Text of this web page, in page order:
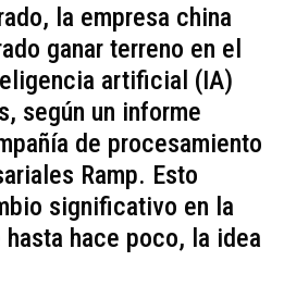
la empresa china
ganar terreno en el
artificial (IA)
según un informe
de procesamiento
Ramp. Esto
significativo en la
hace poco, la idea